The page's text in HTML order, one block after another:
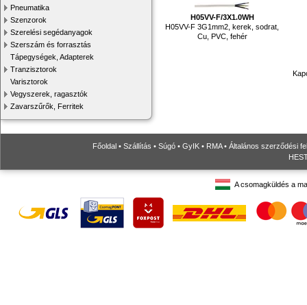
Pneumatika
Szenzorok
Szerelési segédanyagok
Szerszám és forrasztás
Tápegységek, Adapterek
Tranzisztorok
Varisztorok
Vegyszerek, ragasztók
Zavarszűrők, Ferritek
H05VV-F/3X1.0WH
H05VV-F 3G1mm2, kerek, sodrat,
Cu, PVC, fehér
Főoldal • Szállítás • Súgó • GyIK • RMA• Általános szerződési
A csomagküldés a